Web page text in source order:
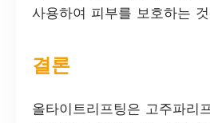
사용하여 피부를 보호하는
결론
올타이트리프팅은 고주파리